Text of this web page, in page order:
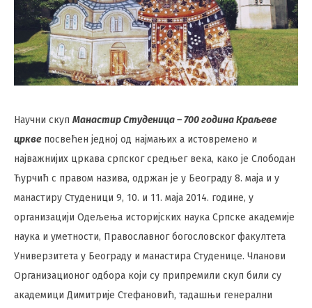
Научни скуп Манастир Студеница – 700 година Краљеве
црквепосвећен једној од најмањих а истовремено и
најважнијих цркава српског средњег века, како је Слободан
Ћурчић с правом назива, одржан је у Београду 8. маја и у
манастиру Студеници 9, 10. и 11. маја 2014. године, у
организацији Одељења историјских наука Српске академије
наука и уметности, Православног богословског факултета
Универзитета у Београду и манастира Студенице. Чланови
Организационог одбора који су припремили скуп били су
академици Димитрије Стефановић, тадашњи генерални